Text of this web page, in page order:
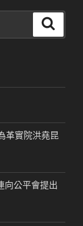
革實院洪堯昆
公平會提出